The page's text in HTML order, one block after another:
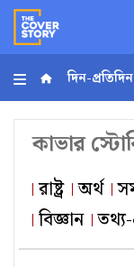
হোম
আর্কাইভ
কনভার্টার
দিন-প্রতিদিন
কাভার
রাষ্ট্র অর্থ
বিজ্ঞান তথ্য-